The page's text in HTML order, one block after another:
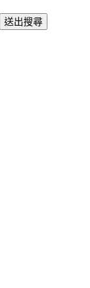
送出搜尋